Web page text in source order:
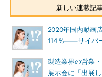
新しい連載記
2020年国内動画
114％――サイバ
製造業界の営業
展示会に「出展